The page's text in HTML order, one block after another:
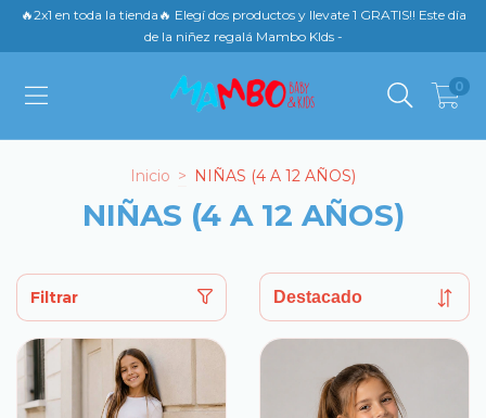
🔥2x1 en toda la tienda🔥 Elegí dos productos y llevate 1 GRATIS!! Este día
de la niñez regalá Mambo KIds -
0
Inicio > NIÑAS (4 A 12 AÑOS)
NIÑAS (4 A 12 AÑOS)
Filtrar